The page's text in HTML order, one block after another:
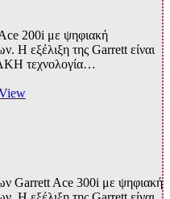
200i με ψηφιακή
Η εξέλιξη της Garrett είναι
τεχνολογία…
Garrett Ace 300i με ψηφιακή